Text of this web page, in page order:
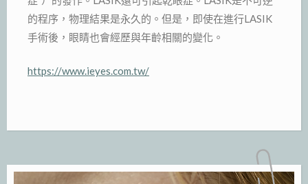
的程序，物理結果是永久的。但是，即使在進行LASIK
手術後，眼睛也會經歷與年齡相關的變化。
https://www.ieyes.com.tw/